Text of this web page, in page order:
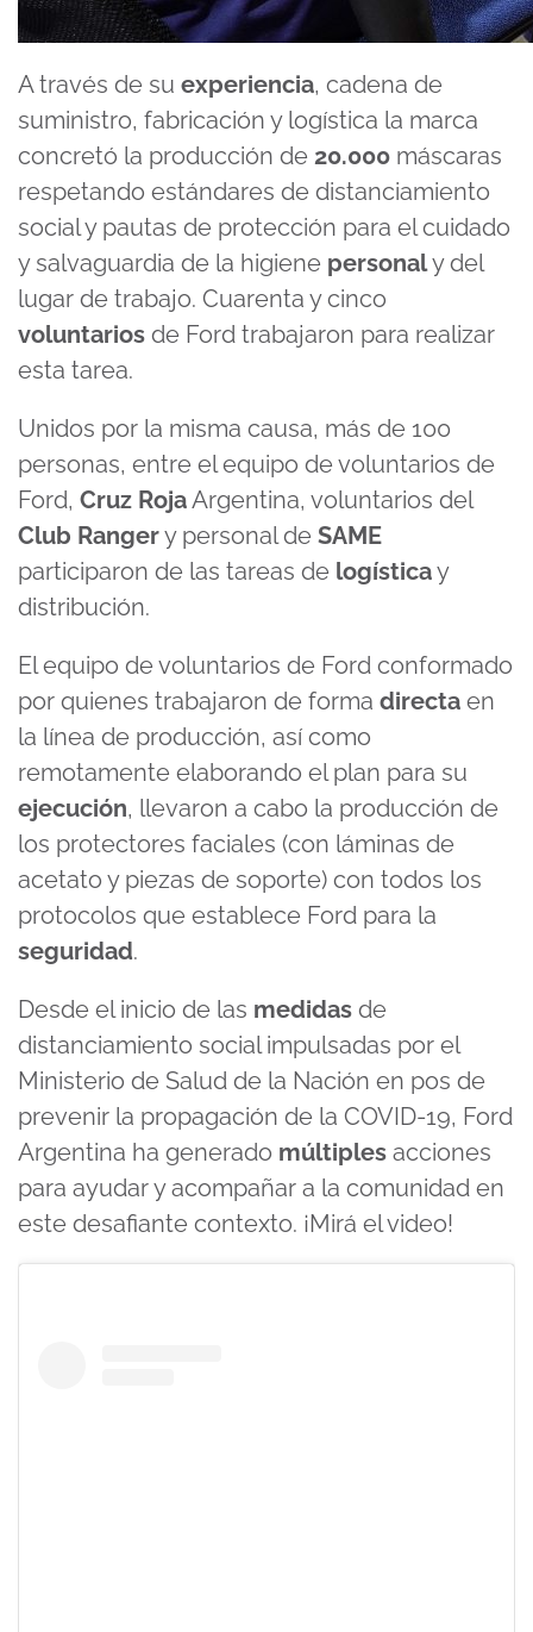
A través de su experiencia, cadena de
suministro, fabricación y logística la marca
concretó la producción de 20.000 máscaras
respetando estándares de distanciamiento
social y pautas de protección para el cuidado
y salvaguardia de la higiene personaly del
lugar de trabajo. Cuarenta y cinco
voluntarios de Ford trabajaron para realizar
esta tarea.
Unidos por la misma causa, más de 100
personas, entre el equipo de voluntarios de
Ford, Cruz RojaArgentina, voluntarios del
Club Rangery personal de SAME
participaron de las tareas de logísticay
distribución.
El equipo de voluntarios de Ford conformado
por quienes trabajaron de forma directa en
la línea de producción, así como
remotamente elaborando el plan para su
ejecución, llevaron a cabo la producción de
los protectores faciales (con láminas de
acetato y piezas de soporte) con todos los
protocolos que establece Ford para la
seguridad.
Desde el inicio de las medidas de
distanciamiento social impulsadas por el
Ministerio de Salud de la Nación en pos de
prevenir la propagación de la COVID-19, Ford
Argentina ha generado múltiples acciones
para ayudar y acompañar a la comunidad en
este desafiante contexto. ¡Mirá el video!